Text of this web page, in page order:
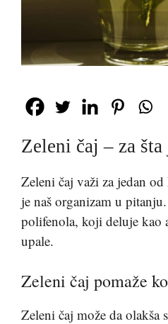
Zeleni čaj – za šta
Zeleni čaj važi za jedan
je naš organizam u
polifenola, koji deluje kao
upale.
Zeleni čaj pomaže
Zeleni čaj može da olakša